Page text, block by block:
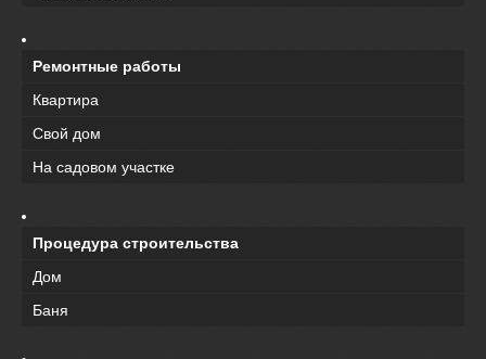
Ремонтные работы
Квартира
Свой дом
На садовом участке
Процедура строительства
Дом
Баня